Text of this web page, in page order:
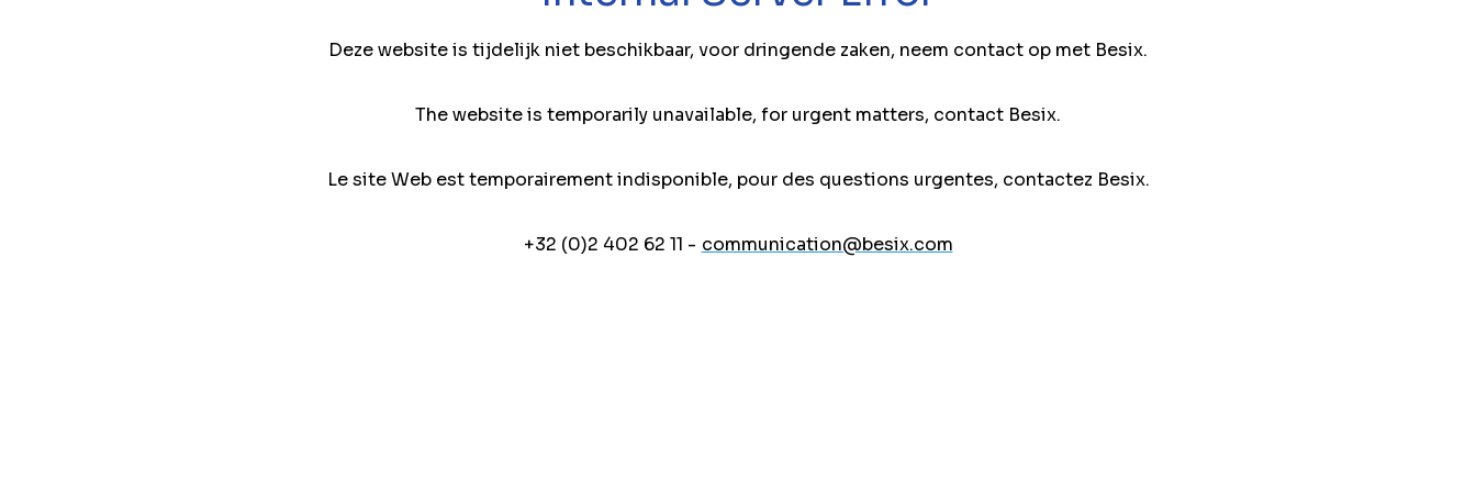
Deze website is tijdelijk niet beschikbaar, voor dringende zaken, neem contact op met Besix.
The website is temporarily unavailable, for urgent matters, contact Besix.
Le site Web est temporairement indisponible, pour des questions urgentes, contactez Besix.
+32 (0)2 402 62 11 - communication@besix.com